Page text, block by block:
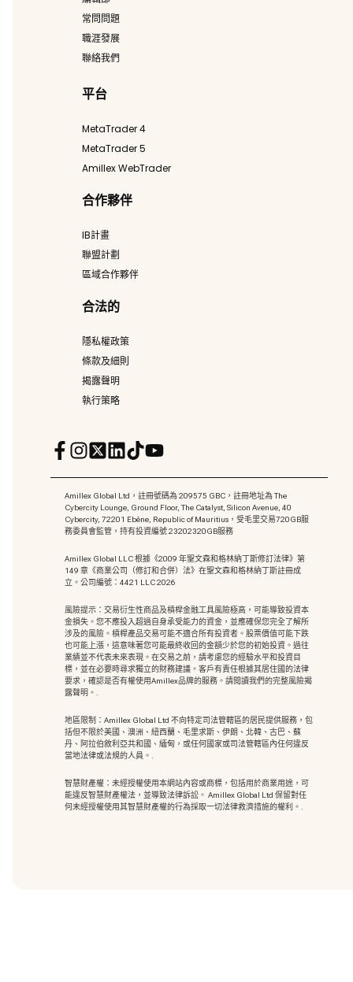
常問問題
職涯發展
聯絡我們
平台
MetaTrader 4
MetaTrader 5
Amillex WebTrader
合作夥伴
IB計畫
聯盟計劃
區域合作夥伴
合法的
隱私權政策
條款及細則
揭露聲明
執行策略
Amillex Global Ltd，註冊號碼為 209575 GBC，註冊地址為 The
Cybercity Lounge, Ground Floor, The Catalyst, Silicon Avenue, 40
Cybercity, 72201 Ebène, Republic of Mauritius，受毛里交易720GB服
務委員會監管，持有投資編號 23202320GB服務
Amillex Global LLC 根據《2009 年聖文森和格林納丁斯修訂法律》第
149 章《商業公司（修訂和合併）法》在聖文森和格林納丁斯註冊成
立。公司編號：4421 LLC 2026
風險提示：交易衍生性商品及槓桿金融工具風險極高，可能導致投資本
金損失。您不應投入超過自身承受能力的資金，並應確保您完全了解所
涉及的風險。槓桿產品交易可能不適合所有投資者。股票價值可能下跌
也可能上漲，這意味著您可能最終收回的金額少於您的初始投資。過往
業績並不代表未來表現。在交易之前，請考慮您的經驗水平和投資目
標，並在必要時尋求獨立的財務建議。客戶有責任根據其居住國的法律
要求，確認是否有權使用Amillex品牌的服務。請閱讀我們的完整風險揭
露聲明。.
地區限制：Amillex Global Ltd 不向特定司法管轄區的居民提供服務，包
括但不限於美國、澳洲、紐西蘭、毛里求斯、伊朗、北韓、古巴、蘇
丹、阿拉伯敘利亞共和國、緬甸，或任何國家或司法管轄區內任何違反
當地法律或法規的人員。.
智慧財產權：未經授權使用本網站內容或商標，包括用於商業用途，可
能違反智慧財產權法，並導致法律訴訟。 Amillex Global Ltd 保留對任
何未經授權使用其智慧財產權的行為採取一切法律救濟措施的權利。.